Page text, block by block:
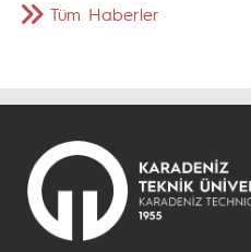
Tüm Haberler